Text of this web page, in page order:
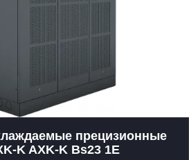
прецизионные
K AXK-K Bs23 1E